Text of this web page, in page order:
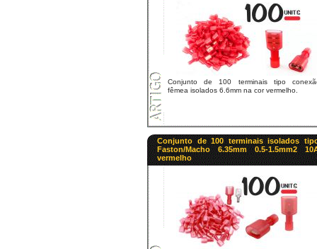
Conjunto de 100 terminais tipo
fêmea isolados 6.6mm na cor vermelho.
Conjunto de 100 terminais isolados
Faston/Macho 6.35mm 0.5-1.5mm2
vermelho